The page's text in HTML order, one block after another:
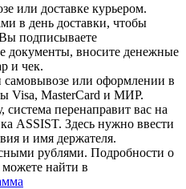
или доставке курьером.
в день доставки, чтобы
Вы подписываете
документы, вносите денежные
и чек.
самовывозе или оформлении в
Visa, MasterCard и МИР.
перенаправит вас на
ASSIST. Здесь нужно ввести
и имя держателя.
рублями. Подробности о
найти в